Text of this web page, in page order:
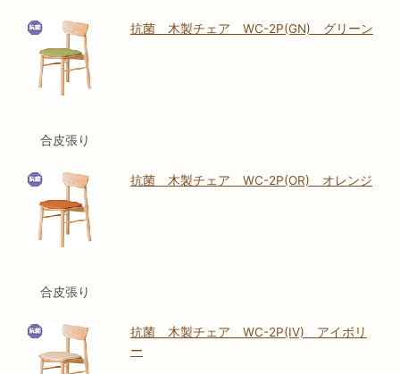
合皮張り
抗菌 木製チェア WC-2P(GN) グリーン
合皮張り
抗菌 木製チェア WC-2P(OR) オレンジ
抗菌 木製チェア WC-2P(IV) アイボリ
ー